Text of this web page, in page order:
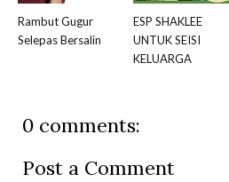
Rambut Gugur
Selepas Bersalin
ESP SHAKLEE
UNTUK SEISI
KELUARGA
0 comments:
Post a Comment